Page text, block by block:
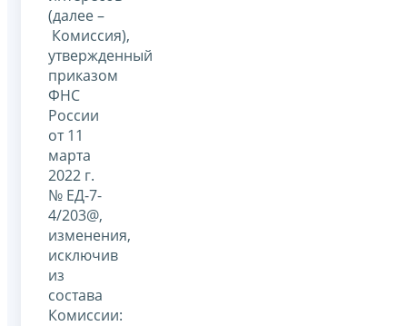
(далее –
Комиссия),
утвержденный
приказом
ФНС
России
от 11
марта
2022 г.
№ ЕД-7-
4/203@,
изменения,
исключив
из
состава
Комиссии: